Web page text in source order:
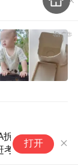
又一家半导
亏近6亿，
打开